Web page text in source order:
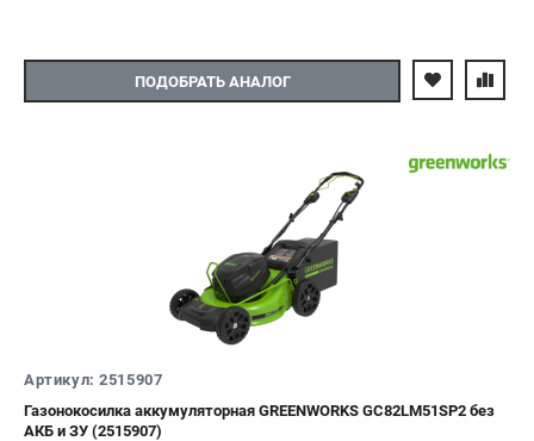
ПОДОБРАТЬ АНАЛОГ
Артикул: 2515907
Газонокосилка аккумуляторная GREENWORKS GC82LM51SP2 без
АКБ и ЗУ (2515907)